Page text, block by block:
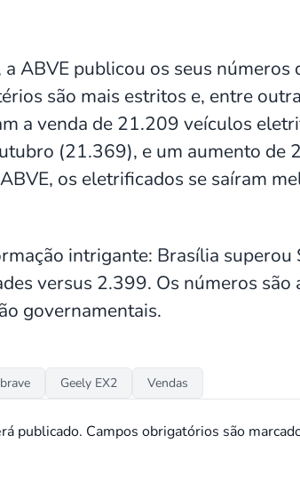
ABVE publicou os seus números
são mais estritos e, entre
a venda de 21.209 veículos
(21.369), e um aumento de
os eletrificados se saíram
intrigante: Brasília superou
versus 2.399. Os números são
governamentais.
Geely EX2 Vendas
publicado. Campos obrigatórios são